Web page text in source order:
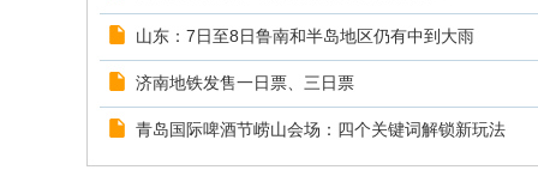
山东：7日至8日鲁南和半岛地区仍有中到大雨
济南地铁发售一日票、三日票
青岛国际啤酒节崂山会场：四个关键词解锁新玩法